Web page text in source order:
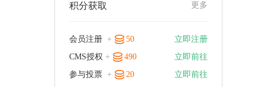
积分获取 更多
会员注册 + 50
立即注册
CMS授权 + 490
立即前往
参与投票 + 20
立即前往